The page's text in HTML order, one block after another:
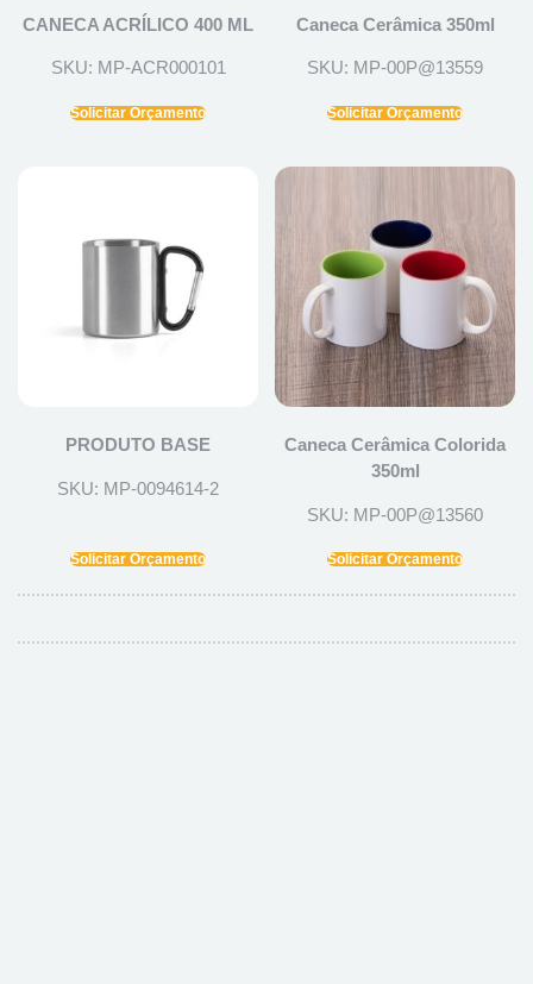
CANECA ACRÍLICO 400 ML
SKU: MP-ACR000101
Solicitar Orçamento
Caneca Cerâmica 350ml
SKU: MP-00P@13559
Solicitar Orçamento
PRODUTO BASE
SKU: MP-0094614-2
Solicitar Orçamento
Caneca Cerâmica Colorida
350ml
SKU: MP-00P@13560
Solicitar Orçamento